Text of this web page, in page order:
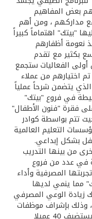
بعض المفاهيم
مداركهم ، ومن أهم
"بيتك" اهتماماً كبيراً
نعومة أظفارهم
بكثير مع تقدم
أولى الفعاليات ستجمع
تم اختيارهم من عملاء
يتضمن شرحاً عملياً
في فروع "بيتك"
فقرة "فنون الأطفال"
تتم بواسطة كوادر
التعليم العالمية
بشكل إبداعي.
من بينها التدريب
في عدد من فروع
المصرفية وأداء
مما ينمي لديها
زيادة الوعي المصرفي
وذلك بإشراف موظفات
الفرع. وتابع الصرعاوي أن البرنامج سيستضيف 40 عميلا